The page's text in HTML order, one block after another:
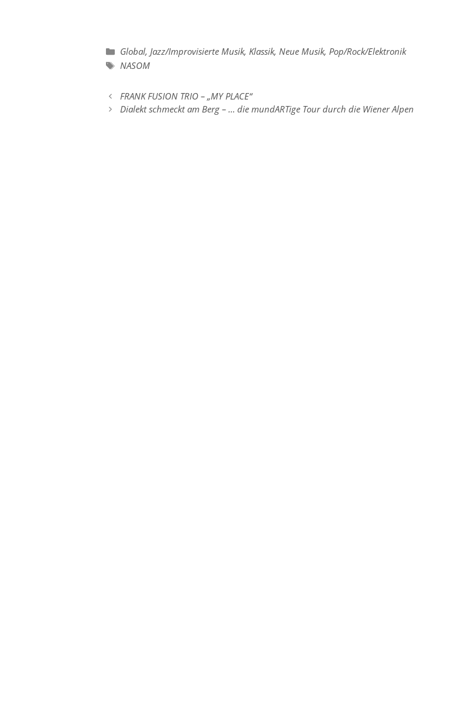
Kategorien
Global, Jazz/Improvisierte Musik, Klassik, Neue Musik, Pop/Rock/Elektronik
Schlagwörter
NASOM
FRANK FUSION TRIO – „MY PLACE“
Dialekt schmeckt am Berg – … die mundARTige Tour durch die Wiener Alpen